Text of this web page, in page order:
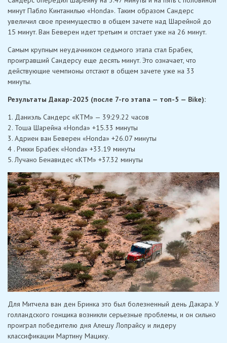
минут Пабло Кинтанилью «Honda». Таким образом Сандерс
увеличил свое преимущество в общем зачете над Шарейной до
15 минут. Ван Беверен идет третьим и отстает уже на 26 минут.
Самым крупным неудачником седьмого этапа стал Брабек,
проигравший Сандерсу еще десять минут. Это означает, что
действующие чемпионы отстают в общем зачете уже на 33
минуты.
Результаты Дакар-2025 (после 7-го этапа — топ-5 — Bike):
1. Даниэль Сандерс «КТМ» — 39:29.22 часов
2. Тоша Шарейна «Honda» +15.33 минуты
3. Адриен ван Беверен «Honda» +26.07 минуты
4 . Рикки Брабек «Honda» +33.19 минуты
5. Лучано Бенавидес «КТМ» +37.32 минуты
Для Митчела ван ден Бринка это был болезненный день Дакара. У
голландского гонщика возникли серьезные проблемы, и он сильно
проиграл победителю дня Алешу Лопрайсу и лидеру
классификации Мартину Мацику.